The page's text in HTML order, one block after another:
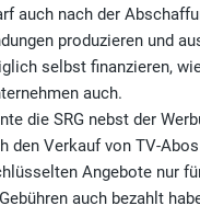
auch nach der
produzieren und
selbst finanzieren,
auch.
die SRG nebst der
den Verkauf von TV-
Angebote nur
auch bezahlt